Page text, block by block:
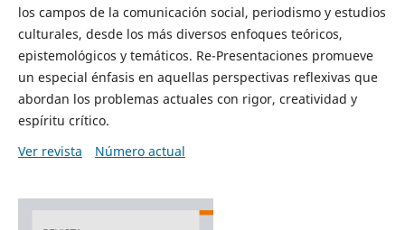
los campos de la comunicación social, periodismo y estudios
culturales, desde los más diversos enfoques teóricos,
epistemológicos y temáticos. Re-Presentaciones promueve
un especial énfasis en aquellas perspectivas reflexivas que
abordan los problemas actuales con rigor, creatividad y
espíritu crítico.
Ver revista
Número actual